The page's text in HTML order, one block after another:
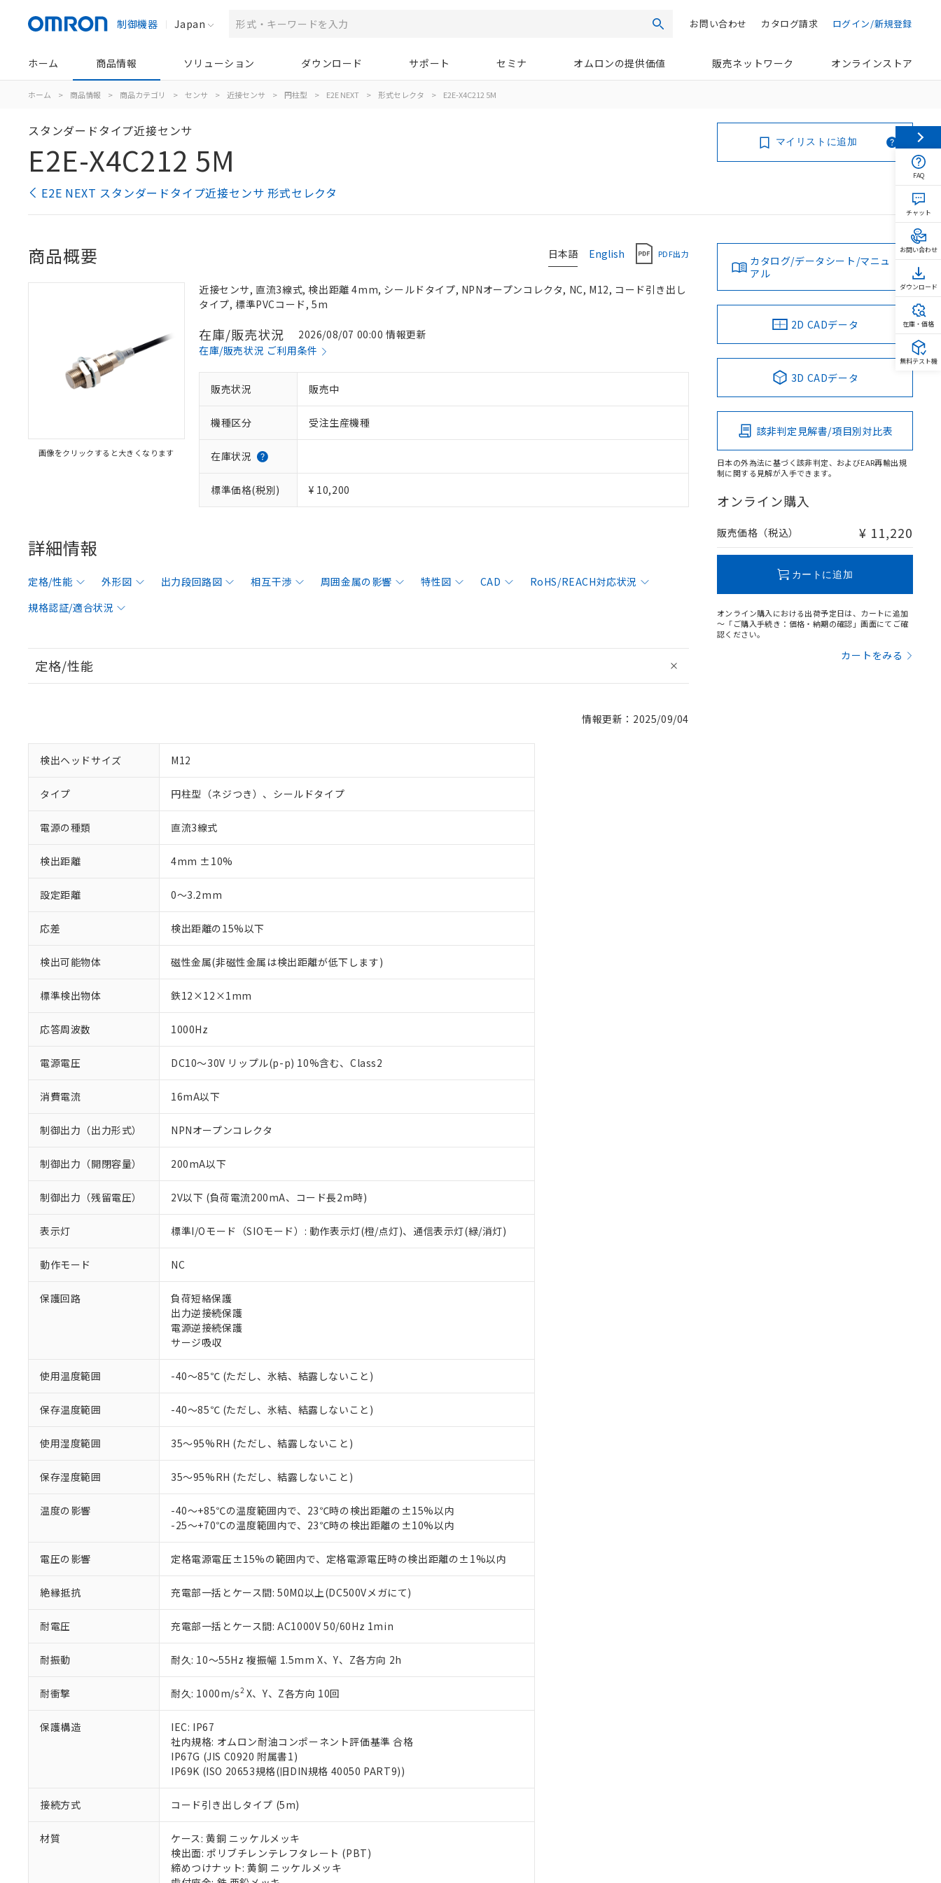
制御機器 Japan 検索 ログイン/新規登録
カタログ請求
お問い合わせ
ホーム 商品情報 ソリューション ダウンロード サポート セミナ オムロンの提供価値 販売ネットワーク オンラインストア
ホーム > 商品情報 > 商品カテゴリ > センサ > 近接センサ > 円柱型 > E2E NEXT > 形式セレクタ > E2E-X4C212 5M
スタンダードタイプ近接センサ
E2E-X4C212 5M
E2E NEXT スタンダードタイプ近接センサ 形式セレクタ
マイリストに追加
日本語 English PDF出力
商品概要
画像をクリックすると大きくなります
近接センサ, 直流3線式, 検出距離 4mm, シールドタイプ, NPNオープンコレクタ, NC, M12, コード引き出し
タイプ, 標準PVCコード, 5m
在庫/販売状況
2026/08/07 00:00 情報更新
在庫/販売状況 ご利用条件
販売状況 販売中
機種区分 受注生産機種
在庫状況
標準価格(税別) ¥ 10,200
詳細情報
定格/性能 外形図 出力段回路図 相互干渉 周囲金属の影響 特性図 CAD
RoHS/REACH対応状況
規格認証/適合状況
定格/性能
情報更新：2025/09/04
検出ヘッドサイズ M12
タイプ 円柱型（ネジつき）、シールドタイプ
電源の種類 直流3線式
検出距離 4mm ±10%
設定距離 0～3.2mm
応差 検出距離の15%以下
検出可能物体 磁性金属(非磁性金属は検出距離が低下します)
標準検出物体 鉄12×12×1mm
応答周波数 1000Hz
電源電圧 DC10～30V リップル(p-p) 10%含む、Class2
消費電流 16mA以下
制御出力（出力形式） NPNオープンコレクタ
制御出力（開閉容量） 200mA以下
制御出力（残留電圧） 2V以下 (負荷電流200mA、コード長2m時)
表示灯 標準I/Oモード（SIOモード）: 動作表示灯(橙/点灯)、通信表示灯(緑/消灯)
動作モード NC
保護回路
負荷短絡保護
出力逆接続保護
電源逆接続保護
サージ吸収
使用温度範囲 -40～85℃ (ただし、氷結、結露しないこと)
保存温度範囲 -40～85℃ (ただし、氷結、結露しないこと)
使用湿度範囲 35～95%RH (ただし、結露しないこと)
保存湿度範囲 35～95%RH (ただし、結露しないこと)
温度の影響
-40～+85℃の温度範囲内で、23℃時の検出距離の±15%以内
-25～+70℃の温度範囲内で、23℃時の検出距離の±10%以内
電圧の影響 定格電源電圧±15%の範囲内で、定格電源電圧時の検出距離の±1%以内
絶縁抵抗 充電部一括とケース間: 50MΩ以上(DC500Vメガにて)
耐電圧 充電部一括とケース間: AC1000V 50/60Hz 1min
耐振動 耐久: 10～55Hz 複振幅 1.5mm X、Y、Z各方向 2h
耐衝撃 耐久: 1000m/s2X、Y、Z各方向 10回
保護構造
IEC: IP67
社内規格: オムロン耐油コンポーネント評価基準 合格
IP67G (JIS C0920 附属書1)
IP69K (ISO 20653規格(旧DIN規格 40050 PART9))
接続方式 コード引き出しタイプ (5m)
材質
ケース: 黄銅 ニッケルメッキ
検出面: ポリブチレンテレフタレート (PBT)
締めつけナット: 黄銅 ニッケルメッキ
カタログ/データシート/マニュ
アル
2D CADデータ
3D CADデータ
該非判定見解書/項目別対比表
日本の外為法に基づく該非判定、およびEAR再輸出規
制に関する見解が入手できます。
オンライン購入
販売価格（税込） ¥ 11,220
カートに追加
オンライン購入における出荷予定日は、カートに追加
～「ご購入手続き：価格・納期の確認」画面にてご確
認ください。
カートをみる
以下の条件をお読みいただき、同意のうえご利用ください。
当社制御機器事業取扱商品の中には、本サービスの対象外となる商品もあることをご了承ください。
在庫状況および標準価格照会結果は、記載している更新日時点での社内データに基づき作成されるも
のであり、閲覧された時点での実際の在庫および標準価格とは異なる場合があることをご了承くださ
い。
正式な納期状況および標準価格はお客様のお取引先、またはお客様担当のオムロン制御機器販売店・
当社販売員にご相談ください。
オムロン制御機器販売店や当社販売拠点は「
す。
マイパーツ機能（部品リスト作成サービス）をご利用いただくには、I-Webメンバーズにご登録され
ている必要があります。
お客様が当ウェブサイト上で当社にご登録された部品リストについて、当社および当社の共同利用者
が、当社の製品・サービスに関するお客様との取引・商談に必要な範囲で利用することをご了承くだ
さい。
いる法人を指します。
対応済み：EU RoHS指令（10物質）の非含有に対応した製品が提供可能な商品です。
対応予定：EU RoHS指令（10物質）の非含有に対応した製品に切り替える予定のある商品です。
対応予定なし：EU RoHS指令（10物質）の非含有に非対応の商品で、対応品を出す予定はありません。
仕入先様の事情により、非含有部品としていたものが、含有品と判明した場合などやむを得ず変更すること
があります。
*EU RoHS指令（10物質）：
ル（DBP） 1000ppm以下、フタル酸ジイソブチル (DIBP) 1000ppm以下
※2 対応予定月
※3 非含有証明書ダウンロード
下記の非含有証明書をダウンロードすることができます。
EU RoHS指令（10物質）の非含有証明書
51物質の非含有証明書（当社基準）
また、RoHS指令のフタル酸エステル類４物質の対応では、対応完了までの期間は出荷製品に未対応品が
混在することから備考欄に対応日を記載しておりました。
既に当社にて対応品への在庫切替を完了していることから、特段のことがない限り、2022年1月12日よ
り割愛しております。
※1 中国RoHS○×表
「○」：最大均質材料含有率が中国RoHSの基準値以下であることを示します。
「×」：最大均質材料含有率が中国RoHSの基準値を超えていることを示します。
*中国RoHS10物質の基準値 (GB/T26572)：
Pb(鉛) :1000ppm、 Hg(水銀) : 1000ppm、 Cd(カドミウム) : 100ppm、
Cr(Ⅵ)(六価クロム) : 1000ppm、 PBBs(ポリ臭化ビフェニル類) : 1000ppm、 PBDEs(ポリ臭化ジフェニルエーテル類) : 1000ppm、
DBP(フタル酸ジブチル) : 1000ppm、 DIBP(フタル酸ジイソブチル) : 1000ppm、 BBP(フタル酸ブチルベンジル) : 1000ppm、
DEHP(フタル酸ビス(2-エチルヘキシル)) : 1000ppm
※2 環境保護使用期限
「ｅ」：有害物質（10物質）のすべてが基準値以下であることを示します。
味します。
「－」：未確認です。当社販売部門へお問い合わせください。
当社は規制貨物を破棄する場合は、完全に破砕するなど、違法に輸出されないよう必要な手段を講じ
ます。
当社は貴社製品を、核兵器、ミサイル、化学兵器、生物兵器またはその他武器並びにこれらの製造装
置等に一切使用いたしません。
当社は、貴社製品を第三者に販売する場合は、上記1、2および3の内容を当該第三者に通知します。
また当社は、販売先および販売に係わる関係者が違法に輸出するおそれがある場合は、取り引きをい
合意する
記
号
説明
○ 一定数以上の在庫あり
△ 一定数には満たないが在庫あり
－
在庫なし(最新の在庫状況については、お客様のお取引先、またはお客様担当のオムロン制御
機器販売店・当社販売員にご確認ください)
空
受注生産機種、また在庫状況の情報を公開していない機種
FAQ
チャット
お問い合わせ
ダウンロード
在庫・価格
無料テスト機